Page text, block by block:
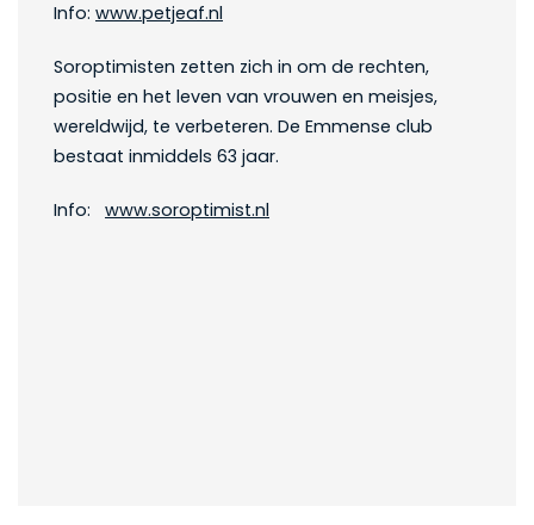
Info: www.petjeaf.nl
Soroptimisten zetten zich in om de rechten,
positie en het leven van vrouwen en meisjes,
wereldwijd, te verbeteren. De Emmense club
bestaat inmiddels 63 jaar.
Info: www.soroptimist.nl